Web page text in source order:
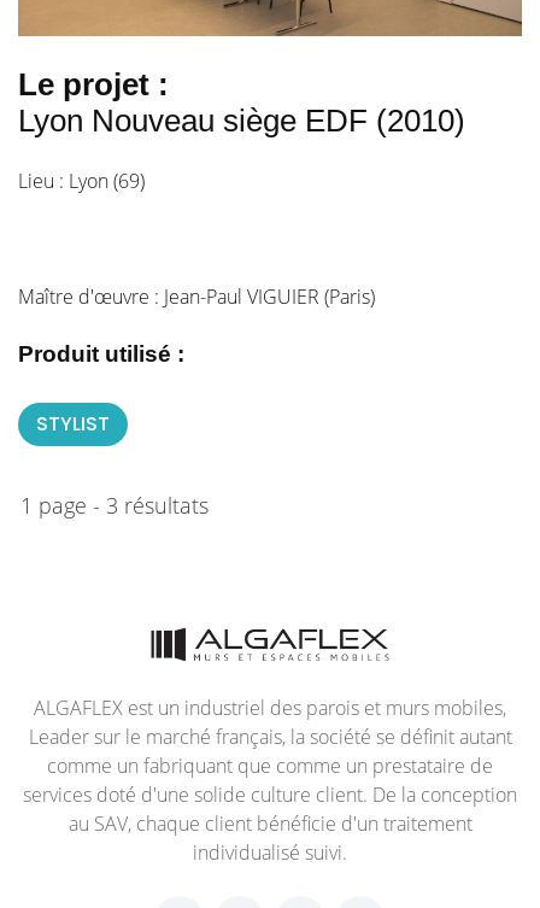
Le projet :
Lyon Nouveau siège EDF (2010)
Lieu : Lyon (69)
Maître d'œuvre : Jean-Paul VIGUIER (Paris)
Produit utilisé :
STYLIST
1 page - 3 résultats
ALGAFLEX est un industriel des parois et murs mobiles,
Leader sur le marché français, la société se définit autant
comme un fabriquant que comme un prestataire de
services doté d'une solide culture client. De la conception
au SAV, chaque client bénéficie d'un traitement
individualisé suivi.